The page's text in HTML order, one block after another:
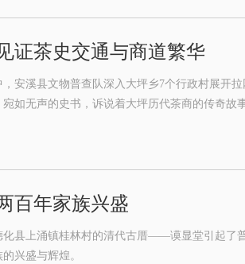
证茶史交通与商道繁华
安溪县文物普查队深入大坪乡7个行政村展开
如无声的史书，诉说着大坪历代茶商的传奇
百年家族兴盛
县上涌镇桂林村的清代古厝——谟显堂引起了
兴盛与辉煌。